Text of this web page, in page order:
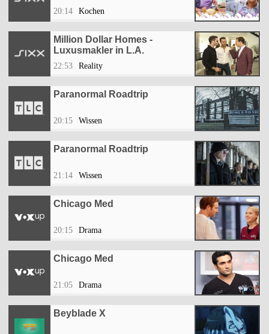
20:14 Kochen
Million Dollar Homes -
Luxusmakler in L.A.
22:53 Reality
Paranormal Roadtrip
20:15 Wissen
Paranormal Roadtrip
21:14 Wissen
Chicago Med
20:15 Drama
Chicago Med
21:05 Drama
Beyblade X